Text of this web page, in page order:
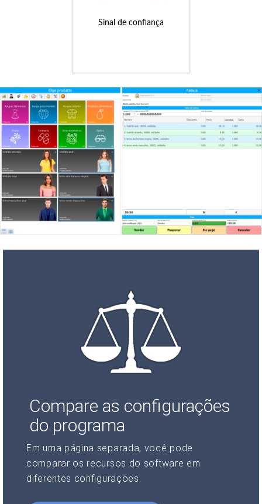
Sinal de confiança
Compare as configurações
do programa
Em uma página separada, você pode
comparar os recursos do software em
diferentes configurações.